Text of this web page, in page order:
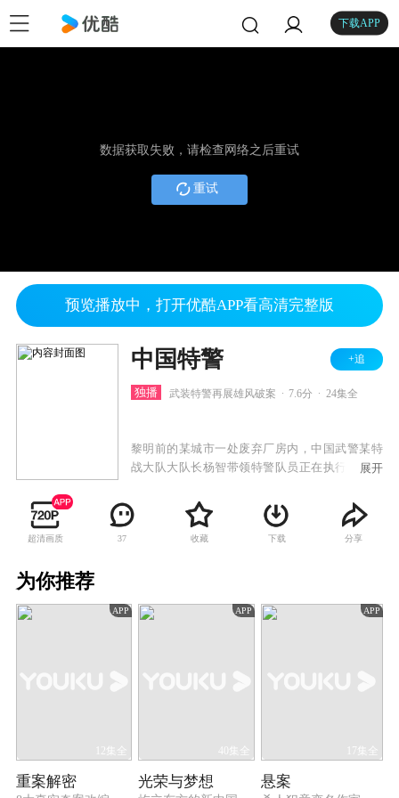
下载APP
数据获取失败，请检查网络之后重试
重试
预览播放中，打开优酷APP看高清完整版
中国特警 +追
独播 武装特警再展雄风破案 7.6分 24集全
黎明前的某城市一处废弃厂房内，中国武警某特
战大队大队长杨智带领特警队员正在执行一项紧
家王辉教授。经过与不法分子的殊死搏斗，终于
成功地营救了王辉教授。同时他们得知，为检验
特警大队在新的形势、新的处置突发事件与反恐
成员们虽然各自身怀绝技，但是面对这样高标准
展开
超清画质 37 收藏 下载 分享
为你推荐
APP
12集全
重案解密
APP
40集全
光荣与梦想
APP
17集全
悬案